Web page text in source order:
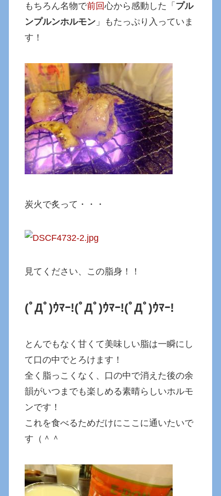
もちろん名物で前回心から感動した「 プル
ンプルンホルモン 」もたっぷり入っていま
す！
炭火で炙って・・・
見てください、この脂身！！
(ﾟДﾟ)ｳﾏｰ!(ﾟДﾟ)ｳﾏｰ!(ﾟДﾟ)ｳﾏｰ!
とんでもなく甘くて美味しい脂は一瞬にし
て口の中でとろけます！
全く脂っこくなく、口の中で消えた後の余
韻がいつまでも楽しめる素晴らしいホルモ
ンです！
これを食べるためだけにここに通いたいで
す（＾＾